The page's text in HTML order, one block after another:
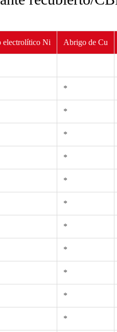
electrolítico Ni Abrigo de Cu
*
*
*
*
*
*
*
*
*
*
*